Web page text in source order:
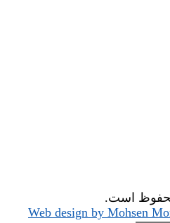
محفوظ است.
Web design by Mohsen